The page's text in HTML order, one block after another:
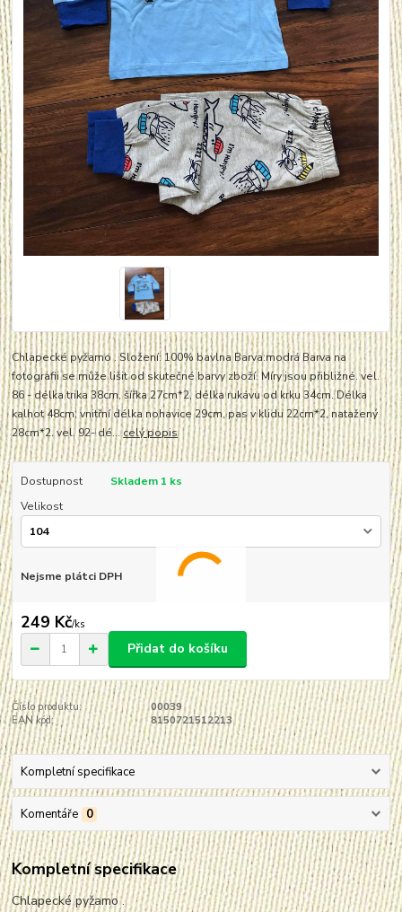
Chlapecké pyžamo . Složení: 100% bavlna Barva:modrá Barva na
fotografii se může lišit od skutečné barvy zboží. Míry jsou přibližné. vel.
86 - délka trika 38cm, šířka 27cm*2, délka rukávu od krku 34cm. Délka
kalhot 48cm, vnitřní délka nohavice 29cm, pas v klidu 22cm*2, natažený
28cm*2. vel. 92- dé...celý popis
Dostupnost
Skladem 1 ks
Velikost
Nejsme plátci DPH
249 Kč/ks
Přidat do košíku
Číslo produktu:
00039
EAN kód:
8150721512213
Kompletní specifikace
Komentáře 0
Kompletní specifikace
Chlapecké pyžamo .